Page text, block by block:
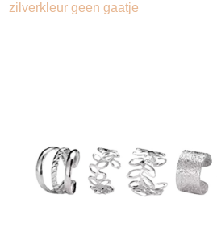
zilverkleur geen gaatje